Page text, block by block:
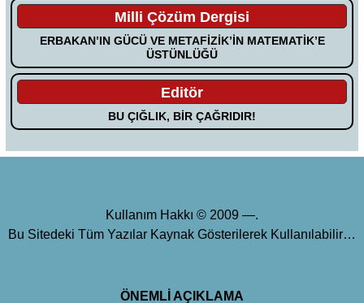
Milli Çözüm Dergisi
ERBAKAN’IN GÜCÜ VE METAFİZİK’İN MATEMATİK’E
ÜSTÜNLÜĞÜ
Editör
BU ÇIĞLIK, BİR ÇAĞRIDIR!
Kullanım Hakkı © 2009 —.
Bu Sitedeki Tüm Yazılar Kaynak Gösterilerek Kullanılabilir…
ÖNEMLİ AÇIKLAMA